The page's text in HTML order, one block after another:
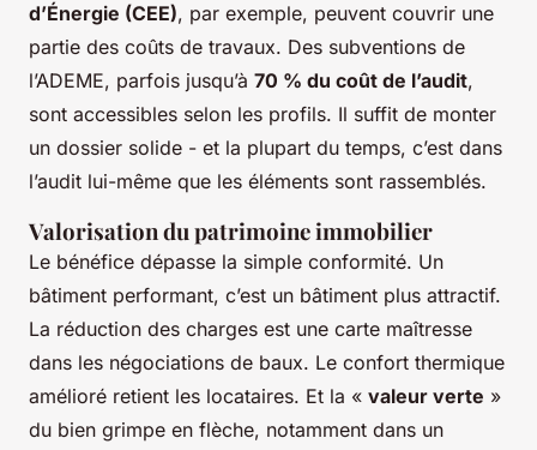
d’Énergie (CEE), par exemple, peuvent couvrir une
partie des coûts de travaux. Des subventions de
l’ADEME, parfois jusqu’à 70 % du coût de l’audit,
sont accessibles selon les profils. Il suffit de monter
un dossier solide - et la plupart du temps, c’est dans
l’audit lui-même que les éléments sont rassemblés.
Valorisation du patrimoine immobilier
Le bénéfice dépasse la simple conformité. Un
bâtiment performant, c’est un bâtiment plus attractif.
La réduction des charges est une carte maîtresse
dans les négociations de baux. Le confort thermique
amélioré retient les locataires. Et la « valeur verte »
du bien grimpe en flèche, notamment dans un